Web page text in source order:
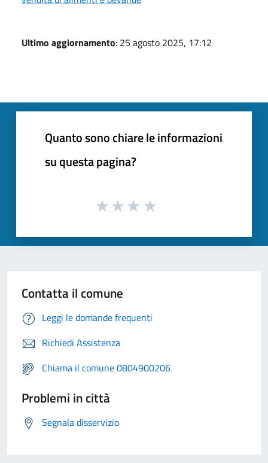
Ultimo aggiornamento: 25 agosto 2025, 17:12
Quanto sono chiare le informazioni
su questa pagina?
Contatta il comune
Leggi le domande frequenti
Richiedi Assistenza
Chiama il comune 0804900206
Problemi in città
Segnala disservizio